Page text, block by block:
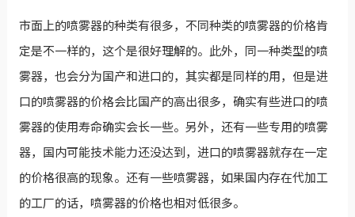
市面上的喷雾器的种类有很多，不同种类的喷雾器的价格肯
定是不一样的，这个是很好理解的。此外，同一种类型的喷
雾器，也会分为国产和进口的，其实都是同样的用，但是进
口的喷雾器的价格会比国产的高出很多，确实有些进口的喷
雾器的使用寿命确实会长一些。另外，还有一些专用的喷雾
器，国内可能技术能力还没达到，进口的喷雾器就存在一定
的价格很高的现象。还有一些喷雾器，如果国内存在代加工
的工厂的话，喷雾器的价格也相对低很多。